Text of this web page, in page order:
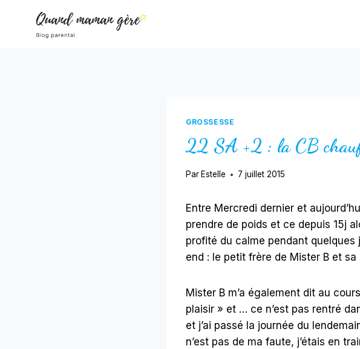
contenu
GROSSESSE
22 SA +2 : la CB
Par Estelle 7 juillet 2015
Entre Mercredi dernier et
prendre de poids et ce depuis 15j
profité du calme pendant
end : le petit frère de Mister B et sa
Mister B m’a également dit au
plaisir » et … ce n’est pas rentré
et j’ai passé la journée du
n’est pas de ma faute, j’étais en